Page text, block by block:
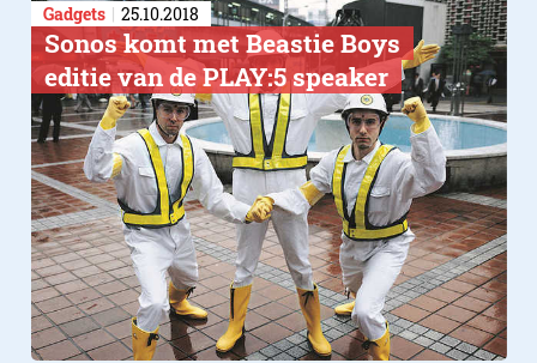
Gadgets 25.10.2018
Sonos komt met Beastie Boys
editie van de PLAY:5 speaker